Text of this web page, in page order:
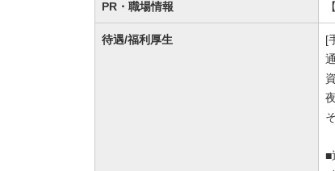
PR・職場情報
待遇/福利厚生
[
■